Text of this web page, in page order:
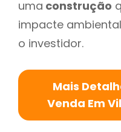
uma construção
impacte
o investidor.
Mais
Venda Em